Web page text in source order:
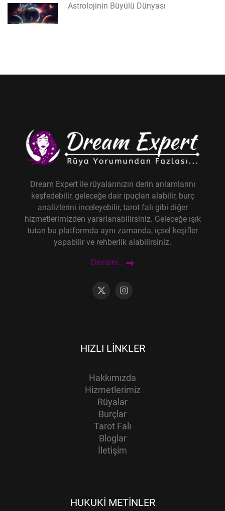
Astrolojinin Büyülü Dünyası
Dream Expert ile rüyalarınızın derin anlamlarını
keşfedebilir, geleceğe dair ipuçları alabilir, burç
analizlerini inceleyebilir, tarot falı gibi diğer
hizmetlerimizden yararlanabilirsiniz. Geleceğe ışık
tutan bu platformda aynı zamanda, içsel keşifler
yapabilir ve rehberlik alabilirsiniz.
Devamı...
HIZLI LINKLER
Hakkımızda
Hizmetlerimiz
Rüyalar
Burçlar
Tarot Falı
Bloglar
İletişim
HUKUKI METINLER